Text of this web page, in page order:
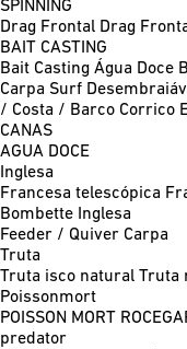
SPINNING
Drag Frontal Drag
BAIT CASTING
Bait Casting Água Doce
Carpa Surf
/ Costa / Barco Corrico
CANAS
AGUA DOCE
Inglesa
Francesa telescópica
Bombette Inglesa
Feeder / Quiver Carpa
Truta
Truta isco natural Truta
Poissonmort
POISSON MORT
predator